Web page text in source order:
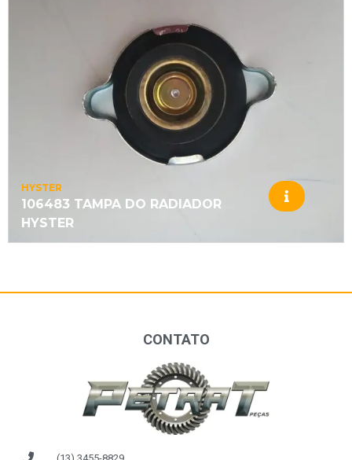
HYSTER
106483 TAMPA DO RADIADOR
HYSTER
CONTATO